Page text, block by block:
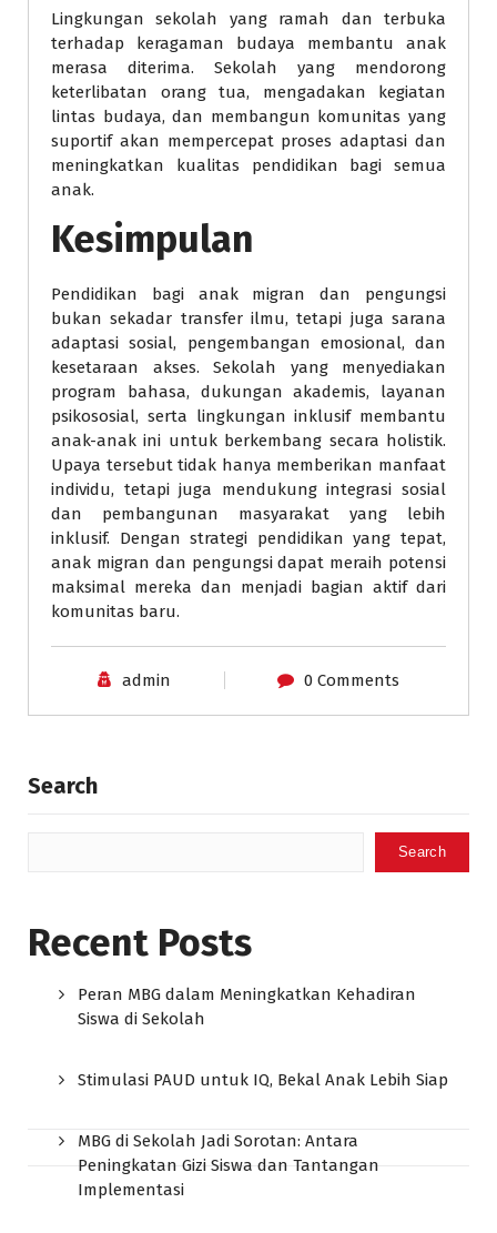
Lingkungan sekolah yang ramah dan terbuka
terhadap keragaman budaya membantu anak
merasa diterima. Sekolah yang mendorong
keterlibatan orang tua, mengadakan kegiatan
lintas budaya, dan membangun komunitas yang
suportif akan mempercepat proses adaptasi dan
meningkatkan kualitas pendidikan bagi semua
anak.
Kesimpulan
Pendidikan bagi anak migran dan pengungsi
bukan sekadar transfer ilmu, tetapi juga sarana
adaptasi sosial, pengembangan emosional, dan
kesetaraan akses. Sekolah yang menyediakan
program bahasa, dukungan akademis, layanan
psikososial, serta lingkungan inklusif membantu
anak-anak ini untuk berkembang secara holistik.
Upaya tersebut tidak hanya memberikan manfaat
individu, tetapi juga mendukung integrasi sosial
dan pembangunan masyarakat yang lebih
inklusif. Dengan strategi pendidikan yang tepat,
anak migran dan pengungsi dapat meraih potensi
maksimal mereka dan menjadi bagian aktif dari
komunitas baru.
admin 0 Comments
Search
Search
Recent Posts
Peran MBG dalam Meningkatkan Kehadiran
Siswa di Sekolah
Stimulasi PAUD untuk IQ, Bekal Anak Lebih Siap
MBG di Sekolah Jadi Sorotan: Antara
Peningkatan Gizi Siswa dan Tantangan
Implementasi